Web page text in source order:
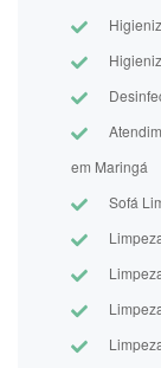
em Maringá
Sofá